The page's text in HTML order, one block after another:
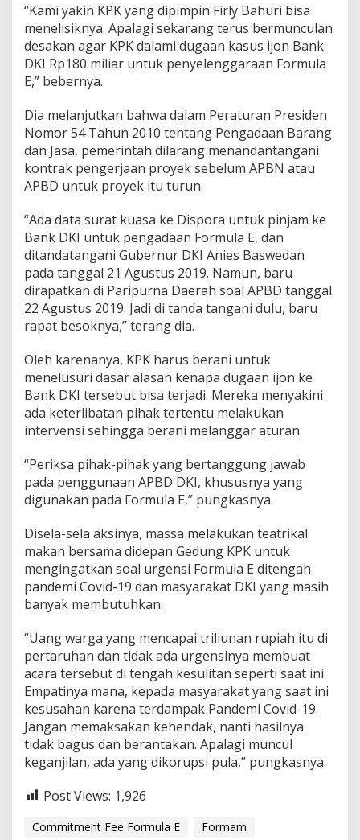
,
K
a
w
a
m
p
a
i
P
n
y
i
d
i
k
a
n
“Kami yakin KPK yang dipimpin Firly Bahuri bisa
menelisiknya. Apalagi sekarang terus bermunculan
desakan agar KPK dalami dugaan kasus ijon Bank
DKI Rp180 miliar untuk penyelenggaraan Formula
E,” bebernya.
Dia melanjutkan bahwa dalam Peraturan Presiden
Nomor 54 Tahun 2010 tentang Pengadaan Barang
dan Jasa, pemerintah dilarang menandantangani
kontrak pengerjaan proyek sebelum APBN atau
APBD untuk proyek itu turun.
“Ada data surat kuasa ke Dispora untuk pinjam ke
Bank DKI untuk pengadaan Formula E, dan
ditandatangani Gubernur DKI Anies Baswedan
pada tanggal 21 Agustus 2019. Namun, baru
dirapatkan di Paripurna Daerah soal APBD tanggal
22 Agustus 2019. Jadi di tanda tangani dulu, baru
rapat besoknya,” terang dia.
Oleh karenanya, KPK harus berani untuk
menelusuri dasar alasan kenapa dugaan ijon ke
Bank DKI tersebut bisa terjadi. Mereka menyakini
ada keterlibatan pihak tertentu melakukan
intervensi sehingga berani melanggar aturan.
“Periksa pihak-pihak yang bertanggung jawab
pada penggunaan APBD DKI, khususnya yang
digunakan pada Formula E,” pungkasnya.
Disela-sela aksinya, massa melakukan teatrikal
makan bersama didepan Gedung KPK untuk
mengingatkan soal urgensi Formula E ditengah
pandemi Covid-19 dan masyarakat DKI yang masih
banyak membutuhkan.
“Uang warga yang mencapai triliunan rupiah itu di
pertaruhan dan tidak ada urgensinya membuat
acara tersebut di tengah kesulitan seperti saat ini.
Empatinya mana, kepada masyarakat yang saat ini
kesusahan karena terdampak Pandemi Covid-19.
Jangan memaksakan kehendak, nanti hasilnya
tidak bagus dan berantakan. Apalagi muncul
keganjilan, ada yang dikorupsi pula,” pungkasnya.
Post Views: 1,926
Commitment Fee Formula E Formam